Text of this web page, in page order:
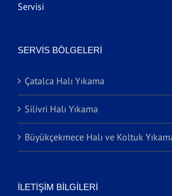
Servisi
SERVIS BÖLGELERI
Çatalca Halı Yıkama
Silivri Halı Yıkama
Büyükçekmece Halı ve Koltuk
İLETIŞIM BILGILERI